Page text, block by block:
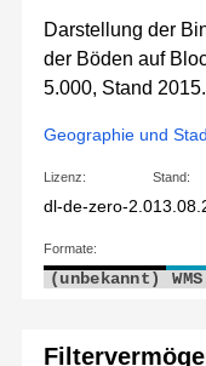
Darstellung der
der Böden auf
5.000, Stand 2015.
Geographie und
Lizenz:
dl-de-zero-2.0
Stand:
Formate:
(unbekannt) WMS